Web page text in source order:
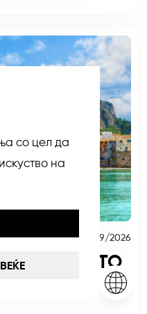
04/09/2026
ЛЕТО
со цел да
на